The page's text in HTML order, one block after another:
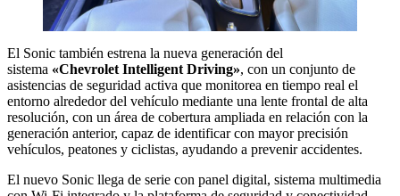
El Sonic también estrena la nueva generación del
sistema «Chevrolet Intelligent Driving», con un conjunto de
asistencias de seguridad activa que monitorea en tiempo real el
entorno alrededor del vehículo mediante una lente frontal de alta
resolución, con un área de cobertura ampliada en relación con la
generación anterior, capaz de identificar con mayor precisión
vehículos, peatones y ciclistas, ayudando a prevenir accidentes.
El nuevo Sonic llega de serie con panel digital, sistema multimedia